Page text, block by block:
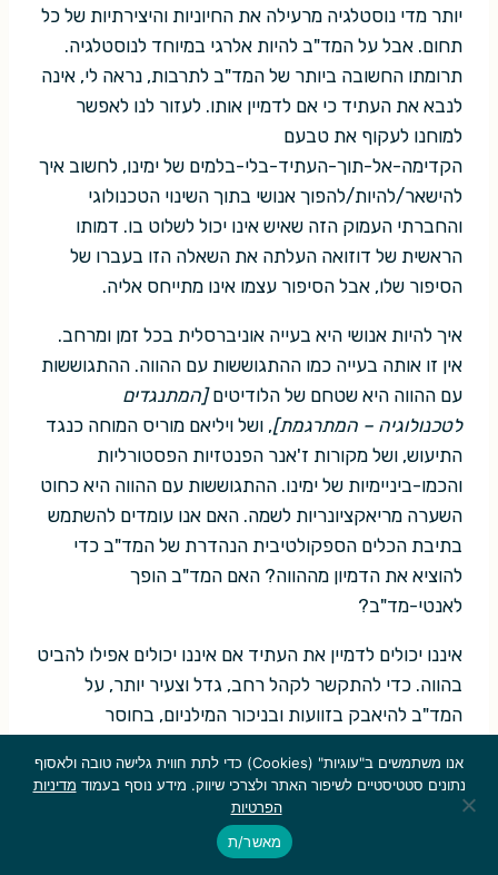
יותר מדי נוסטלגיה מרעילה את החיוניות והיצירתיות של כל
תחום. אבל על המד"ב להיות אלרגי במיוחד לנוסטלגיה.
תרומתו החשובה ביותר של המד"ב לתרבות, נראה לי, אינה
לנבא את העתיד כי אם לדמיין אותו. לעזור לנו לאפשר
למוחנו לעקוף את טבעם
הקדימה-אל-תוך-העתיד-בלי-בלמים של ימינו, לחשוב איך
להישאר/להיות/להפוך אנושי בתוך השינוי הטכנולוגי
והחברתי העמוק הזה שאיש אינו יכול לשלוט בו. דמותו
הראשית של דוזואה העלתה את השאלה הזו בעברו של
הסיפור שלו, אבל הסיפור עצמו אינו מתייחס אליה.
איך להיות אנושי היא בעייה אוניברסלית בכל זמן ומרחב.
אין זו אותה בעייה כמו ההתגוששות עם ההווה. ההתגוששות
עם ההווה היא שטחם של הלודיטים[המתנגדים
לטכנולוגיה – המתרגמת], ושל ויליאם מוריס המוחה כנגד
התיעוש, ושל מקורות ז'אנר הפנטזיות הפסטורליות
והכמו-ביניימיות של ימינו. ההתגוששות עם ההווה היא כחוט
השערה מריאקציונריות לשמה. האם אנו עומדים להשתמש
בתיבת הכלים הספקולטיבית הנהדרת של המד"ב כדי
להוציא את הדמיון מההווה? האם המד"ב הופך
לאנטי-מד"ב?
איננו יכולים לדמיין את העתיד אם איננו יכולים אפילו להביט
בהווה. כדי להתקשר לקהל רחב, גדל וצעיר יותר, על
המד"ב להיאבק בזוועות ובניכור המילניום, בחוסר
מפני העתיד, בדרכים שאינן מסתפקות באמירה "הלוואי
שהדברים לא היו כאלה. נהניתי יותר מהעבר". בלי קשר
חיוני אל הצייטגייסט, רוח הזמן המשתנה תדיר, המד"ב
יהפוך למערכת סגורה שבה מיחזור נושאים ורעיונות יהיה
אנו משתמשים ב"עוגיות" (Cookies) כדי לתת חווית גלישה טובה ולאסוף
נתונים סטטיסטיים לשיפור האתר ולצרכי שיווק. מידע נוסף בעמוד מדיניות
הפרטיות
מאשר/ת